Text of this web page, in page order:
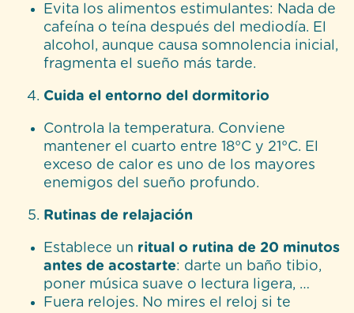
Evita los alimentos estimulantes: Nada de
cafeína o teína después del mediodía. El
alcohol, aunque causa somnolencia inicial,
fragmenta el sueño más tarde.
Cuida el entorno del dormitorio
Controla la temperatura. Conviene
mantener el cuarto entre 18°C y 21°C. El
exceso de calor es uno de los mayores
enemigos del sueño profundo.
Rutinas de relajación
Establece un ritual o rutina de 20 minutos
antes de acostarte: darte un baño tibio,
poner música suave o lectura ligera, …
Fuera relojes. No mires el reloj si te